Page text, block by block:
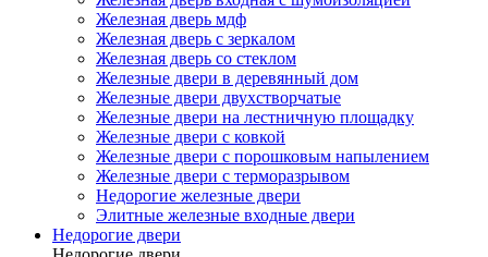
Железная дверь мдф
Железная дверь с зеркалом
Железная дверь со стеклом
Железные двери в деревянный дом
Железные двери двухстворчатые
Железные двери на лестничную площадку
Железные двери с ковкой
Железные двери с порошковым напылением
Железные двери с терморазрывом
Недорогие железные двери
Элитные железные входные двери
Недорогие двери